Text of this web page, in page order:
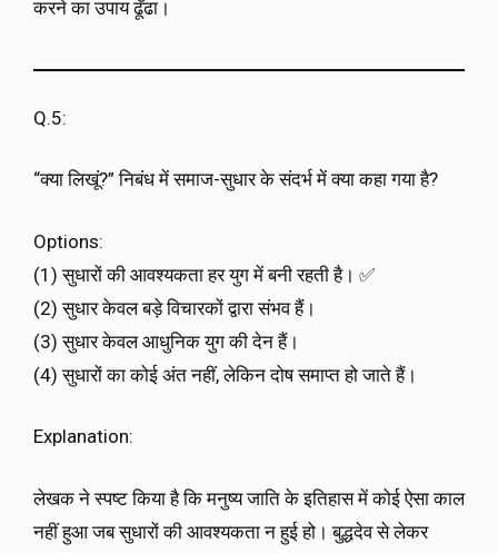
करने का उपाय ढूँढा।
Q.5:
“क्या लिखूं?” निबंध में समाज-सुधार के संदर्भ में क्या कहा गया है?
Options:
(1) सुधारों की आवश्यकता हर युग में बनी रहती है। ✅
(2) सुधार केवल बड़े विचारकों द्वारा संभव हैं।
(3) सुधार केवल आधुनिक युग की देन हैं।
(4) सुधारों का कोई अंत नहीं, लेकिन दोष समाप्त हो जाते हैं।
Explanation:
लेखक ने स्पष्ट किया है कि मनुष्य जाति के इतिहास में कोई ऐसा काल
नहीं हुआ जब सुधारों की आवश्यकता न हुई हो। बुद्धदेव से लेकर